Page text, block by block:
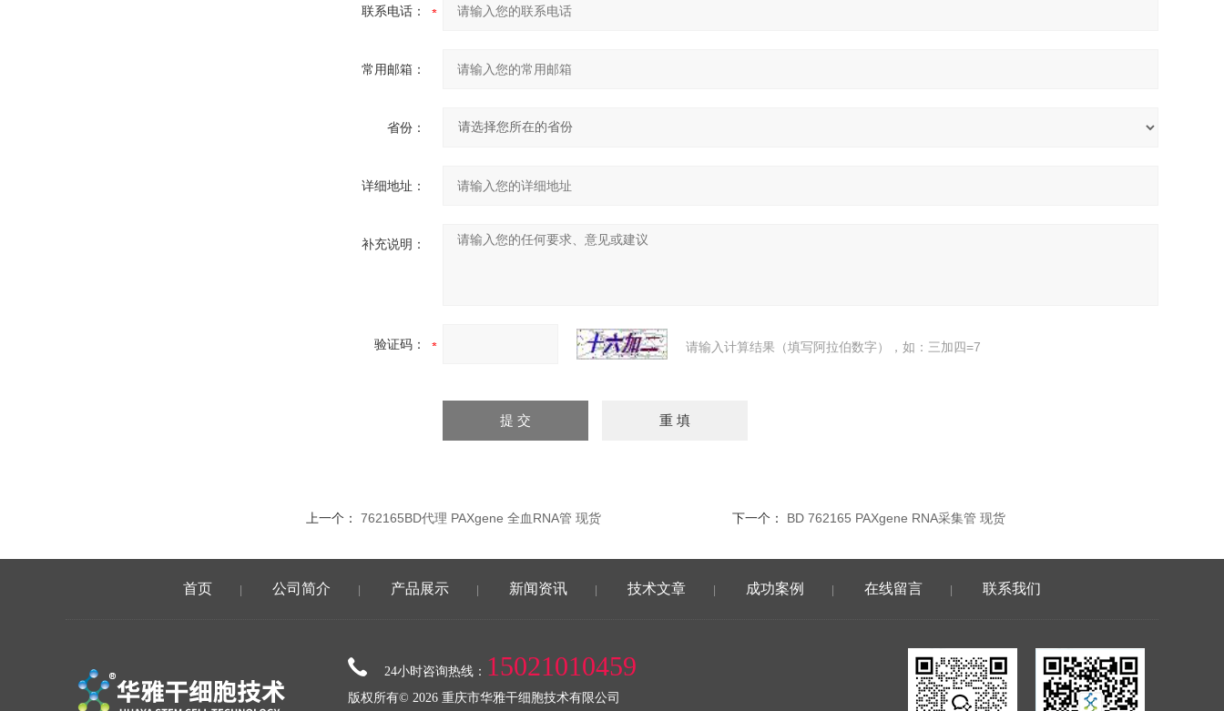
联系电话：
常用邮箱：
省份：
详细地址：
补充说明：
验证码： 请输入计算结果（填写阿拉伯数字），如：三加四=7
上一个： 762165BD代理 PAXgene 全血RNA管 现货 下一个： BD 762165 PAXgene RNA采集管 现货
首页 公司简介 产品展示 新闻资讯 技术文章 成功案例 在线留言 联系我们
24小时咨询热线： 15021010459
版权所有© 2026 重庆市华雅干细胞技术有限公司